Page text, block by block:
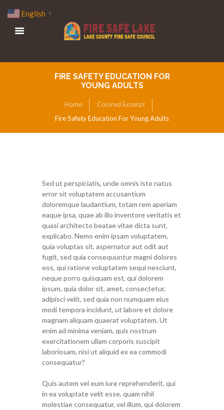
FIRE SAFETY EDUCATION FOR
YOUNG ADULTS
Home
Colored Excerpt
Fire Safety Education For Young Adults
Sed ut perspiciatis, unde omnis iste natus
error sit voluptatem accusantium
doloremque laudantium, totam rem aperiam
eaque ipsa, quae ab illo inventore veritatis et
quasi architecto beatae vitae dicta sunt,
explicabo. Nemo enim ipsam voluptatem,
quia voluptas sit, aspernatur aut odit aut
fugit, sed quia consequuntur magni dolores
eos, qui ratione voluptatem sequi nesciunt,
neque porro quisquam est, qui dolorem
ipsum, quia dolor sit, amet, consectetur,
adipisci velit, sed quia non numquam eius
modi tempora incidunt, ut labore et dolore
magnam aliquam quaerat voluptatem. Ut
enim ad minima veniam, quis nostrum
exercitationem ullam corporis suscipit
laboriosam, nisi ut aliquid ex ea commodi
consequatur?
Quis autem vel eum iure reprehenderit, qui
in ea voluptate velit esse, quam nihil
molestiae consequatur, vel illum, qui dolorem
English ▼